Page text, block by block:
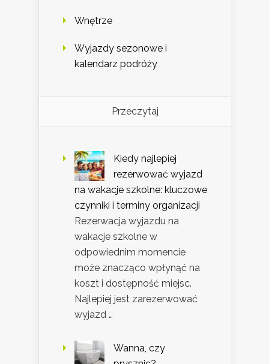
Wnętrze
Wyjazdy sezonowe i
kalendarz podróży
Przeczytaj
Kiedy najlepiej
rezerwować wyjazd
na wakacje szkolne: kluczowe
czynniki i terminy organizacji
Rezerwacja wyjazdu na
wakacje szkolne w
odpowiednim momencie
może znacząco wpłynąć na
koszt i dostępność miejsc.
Najlepiej jest zarezerwować
wyjazd …
Wanna, czy